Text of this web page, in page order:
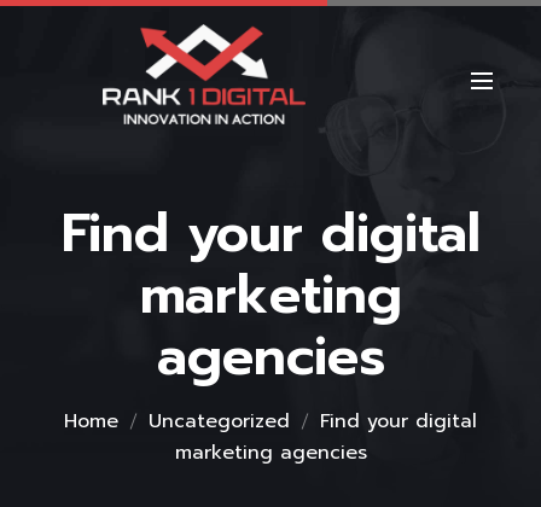
Find your digital
marketing
agencies
Home Uncategorized
Find your digital
marketing agencies